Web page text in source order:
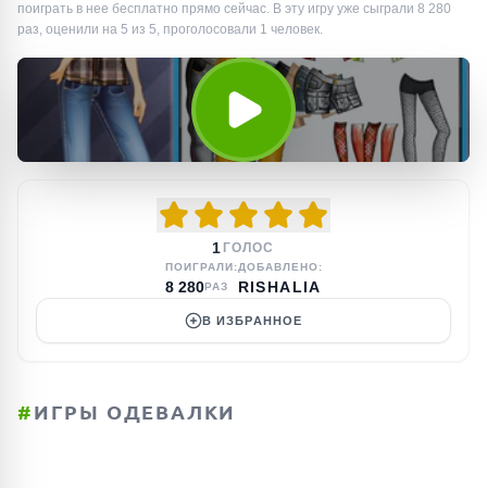
поиграть в нее бесплатно прямо сейчас. В эту игру уже сыграли 8 280
раз, оценили на 5 из 5, проголосовали 1 человек.
1 ГОЛОС
ПОИГРАЛИ:
8 280РАЗ
ДОБАВЛЕНО:
RISHALIA
В ИЗБРАННОЕ
#ИГРЫ ОДЕВАЛКИ